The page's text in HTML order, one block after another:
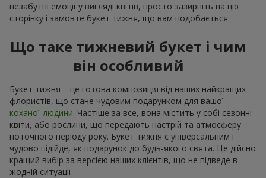
незабутні емоції у вигляді квітів, просто зазирніть на цю
сторінку і замовте букет тижня, що вам подобається.
Що таке тижневий букет і чим
він особливий
Букет тижня – це готова композиція від наших найкращих
флористів, що стане чудовим подарунком для вашої
коханої людини. Частіше за все, вона містить у собі сезонні
квіти, або рослини, що передають настрій та атмосферу
поточного періоду року. Букет тижня є універсальним і
чудово підійде, як подарунок до будь-якого свята. Це дійсно
кращий вибір за версією наших клієнтів, що не підведе в
жодній ситуації.